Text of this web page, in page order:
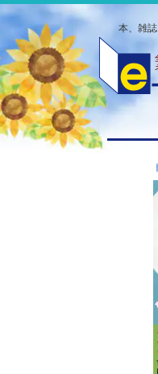
本、雑